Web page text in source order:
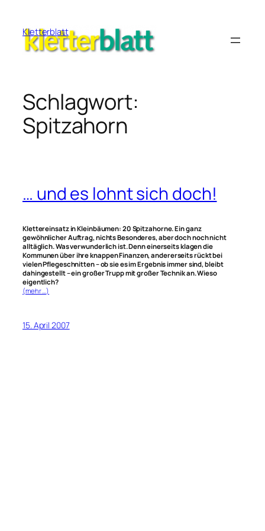
Inhalt
springen
Kletterblatt
Schlagwort:
Spitzahorn
… und es lohnt sich doch!
Klettereinsatz in Kleinbäumen: 20 Spitzahorne. Ein ganz
gewöhnlicher Auftrag, nichts Besonderes, aber doch noch nicht
alltäglich. Was verwunderlich ist. Denn einerseits klagen die
Kommunen über ihre knappen Finanzen, andererseits rückt bei
vielen Pflegeschnitten – ob sie es im Ergebnis immer sind, bleibt
dahingestellt – ein großer Trupp mit großer Technik an. Wieso
eigentlich?
(mehr …)
15. April 2007